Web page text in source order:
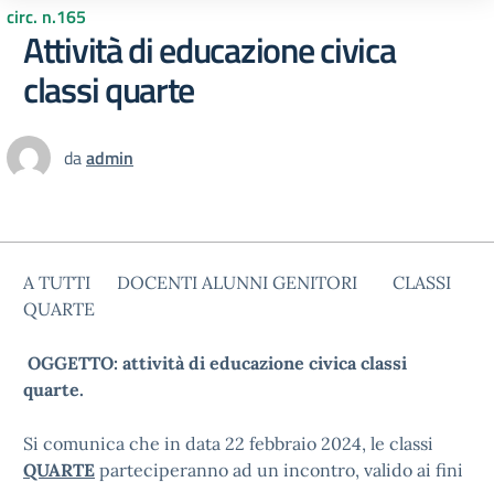
circ. n.165
Attività di educazione civica
classi quarte
daadmin
A TUTTI DOCENTI ALUNNI GENITORI CLASSI
QUARTE
OGGETTO: attività di educazione civica classi
quarte.
Si comunica che in data 22 febbraio 2024, le classi
QUARTE parteciperanno ad un incontro, valido ai fini